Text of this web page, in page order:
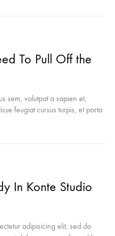
To Pull Off the
sem, volutpat a sapien et,
feugiat cursus turpis, et porta
ipsum, eleifend sit amet
In Konte Studio
adipisicing elit, sed do